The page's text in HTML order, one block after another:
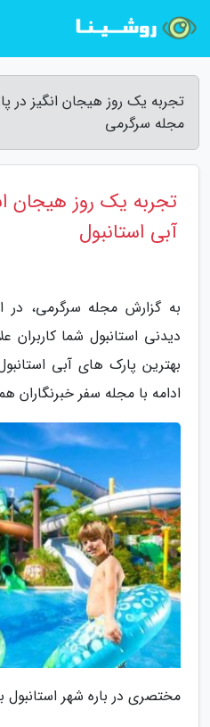
تجربه یک روز هیجان انگیز در
مجله سرگرمی
تجربه یک روز هیجان
آبی استانبول
به گزارش مجله سرگرمی، در
دیدنی استانبول شما کاربران
بهترین پارک های آبی
ادامه با مجله سفر خبرنگاران
مختصری در باره شهر استانبول